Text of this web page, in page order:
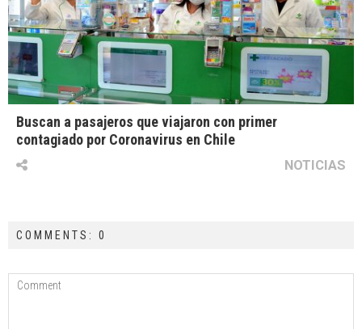
Buscan a pasajeros que viajaron con primer
contagiado por Coronavirus en Chile
NOTICIAS
COMMENTS: 0